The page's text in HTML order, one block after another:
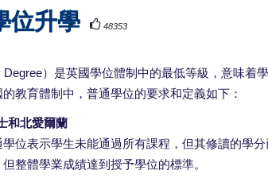
位升學 48353
）是英國學位體制中的最低等級，意味着
教育體制中，普通學位的要求和定義如下：
和北愛爾蘭
位表示學生未能通過所有課程，但其修讀的學
整體學業成績達到授予學位的標準。